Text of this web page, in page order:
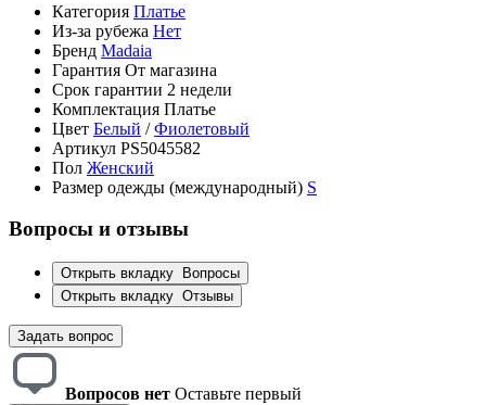
Категория Платье
Из-за рубежа Нет
Бренд Madaia
Гарантия От магазина
Срок гарантии 2 недели
Комплектация Платье
Цвет Белый /Фиолетовый
Артикул PS5045582
Пол Женский
Размер одежды (международный) S
Вопросы и отзывы
Открыть вкладку
Вопросы
Открыть вкладку Отзывы
Задать вопрос
Вопросов нет Оставьте первый